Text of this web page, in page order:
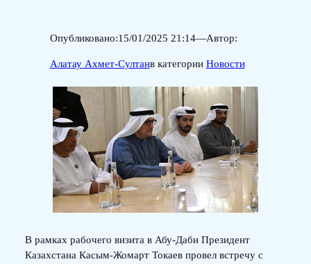
Опубликовано:15/01/2025 21:14—Автор:
Алатау Ахмет-Султанв категории Новости
В рамках рабочего визита в Абу-Даби Президент
Казахстана Касым-Жомарт Токаев провел встречу с